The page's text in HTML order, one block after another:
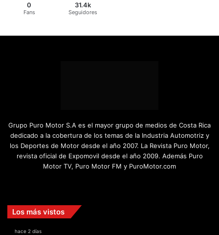
0
Fans
31.4k
Seguidores
Grupo Puro Motor S.A es el mayor grupo de medios de Costa Rica
dedicado a la cobertura de los temas de la Industria Automotriz y
los Deportes de Motor desde el año 2007. La Revista Puro Motor,
revista oficial de Expomovil desde el año 2009. Además Puro
Motor TV, Puro Motor FM y PuroMotor.com
Los más vistos
hace 2 días